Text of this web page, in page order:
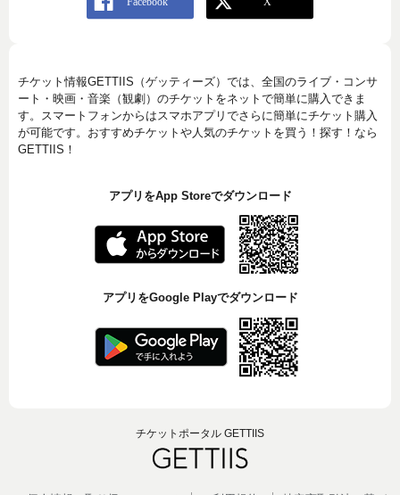
チケット情報GETTIIS（ゲッティーズ）では、全国のライブ・コンサ
ート・映画・音楽（観劇）のチケットをネットで簡単に購入できま
す。スマートフォンからはスマホアプリでさらに簡単にチケット購入
が可能です。おすすめチケットや人気のチケットを買う！探す！なら
GETTIIS！
アプリをApp Storeでダウンロード
アプリをGoogle Playでダウンロード
チケットポータル GETTIIS